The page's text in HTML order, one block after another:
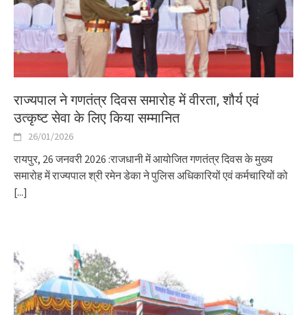
राज्यपाल ने गणतंत्र दिवस समारोह में वीरता, शौर्य एवं
उत्कृष्ट सेवा के लिए किया सम्मानित
26/01/2026
रायपुर, 26 जनवरी 2026 :राजधानी में आयोजित गणतंत्र दिवस के मुख्य
समारोह में राज्यपाल श्री रमेन डेका ने पुलिस अधिकारियों एवं कर्मचारियों को
[...]